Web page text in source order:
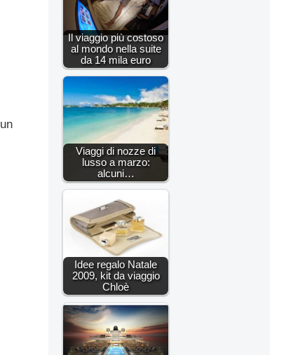
Il viaggio più costoso
al mondo nella suite
da 14 mila euro
Viaggi di nozze di
lusso a marzo:
alcuni…
Idee regalo Natale
2009, kit da viaggio
Chloè